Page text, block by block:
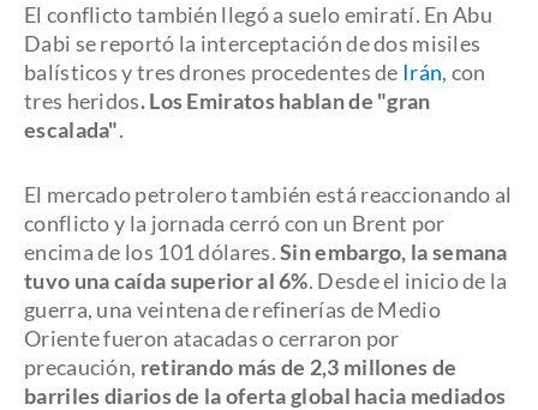
El conflicto también llegó a suelo emiratí. En Abu
Dabi se reportó la interceptación de dos misiles
balísticos y tres drones procedentes de Irán, con
tres heridos. Los Emiratos hablan de "gran
escalada".
El mercado petrolero también está reaccionando al
conflicto y la jornada cerró con un Brent por
encima de los 101 dólares.Sin embargo, la semana
tuvo una caída superior al 6%. Desde el inicio de la
guerra, una veintena de refinerías de Medio
Oriente fueron atacadas o cerraron por
precaución, retirando más de 2,3 millones de
barriles diarios de la oferta global hacia mediados